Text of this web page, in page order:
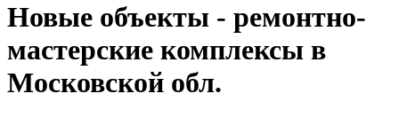
Новые объекты - ремонтно-
мастерские комплексы в
Московской обл.